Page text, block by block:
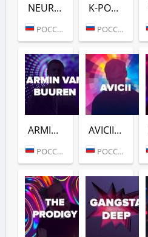
NEURO FLOW (DFM)
РОССИЯ (МОСКВА)
K-POP (DFM)
РОССИЯ (МОСКВА)
ARMIN VAN BUUREN (DFM)
РОССИЯ (МОСКВА)
AVICII (DFM)
РОССИЯ (МОСКВА)